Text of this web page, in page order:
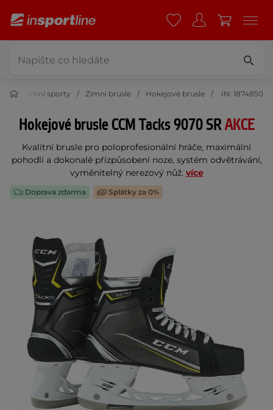
Zimní sporty Zimní brusle Hokejové brusle IN: 1874850
Hokejové brusle CCM Tacks 9070 SRAKCE
Kvalitní brusle pro poloprofesionální hráče, maximální
pohodlí a dokonalé přizpůsobení noze, systém odvětrávání,
vyměnitelný nerezový nůž. více
Doprava zdarma Splátky za 0%